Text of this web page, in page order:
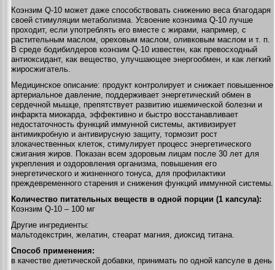
Коэнзим Q-10 может даже способствовать снижению веса благодаря
своей стимуляции метаболизма. Усвоение коэнзима Q-10 лучше
проходит, если употреблять его вместе с жирами, например, с
растительным маслом, ореховым маслом, оливковым маслом и т. п.
В среде бодибилдеров коэнзим Q-10 известен, как превосходный
антиоксидант, как вещество, улучшающее энергообмен, и как легкий
жиросжигатель.
Медицинское описание: продукт контролирует и снижает повышенное
артериальное давление, поддерживает энергетический обмен в
сердечной мышце, препятствует развитию ишемической болезни и
инфаркта миокарда, эффективно и быстро восстанавливает
недостаточность функций иммунной системы, активизирует
антимикробную и антивирусную защиту, тормозит рост
злокачественных клеток, стимулирует процесс энергетического
сжигания жиров. Показан всем здоровым лицам после 30 лет для
укрепления и оздоровления организма, повышения его
энергетического и жизненного тонуса, для профилактики
преждевременного старения и снижения функций иммунной системы.
Количество питательных веществ в одной порции (1 капсула):
Коэнзим Q-10 – 100 мг
Другие ингредиенты:
мальтодекстрин, желатин, стеарат магния, диоксид титана.
Способ применения:
в качестве диетической добавки, принимать по одной капсуле в день